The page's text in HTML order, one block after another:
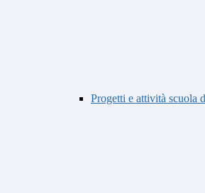
Progetti e attività scuola